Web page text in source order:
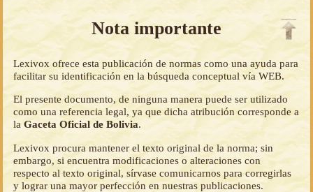
Nota importante
Lexivox ofrece esta publicación de normas como una ayuda para
facilitar su identificación en la búsqueda conceptual vía WEB.
El presente documento, de ninguna manera puede ser utilizado
como una referencia legal, ya que dicha atribución corresponde a
laGaceta Oficial de Bolivia.
Lexivox procura mantener el texto original de la norma; sin
embargo, si encuentra modificaciones o alteraciones con
respecto al texto original, sírvase comunicarnos para corregirlas
y lograr una mayor perfección en nuestras publicaciones.